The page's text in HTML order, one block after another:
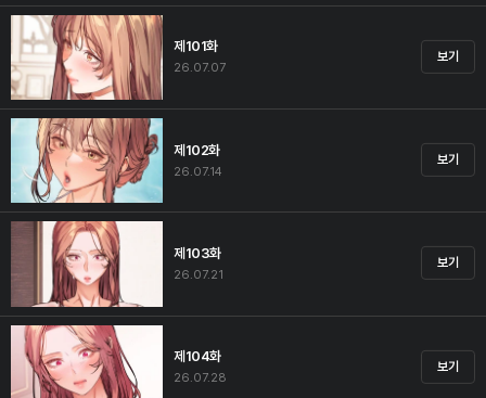
제101화
26.07.07
보기
제102화
26.07.14
보기
제103화
26.07.21
보기
제104화
26.07.28
보기